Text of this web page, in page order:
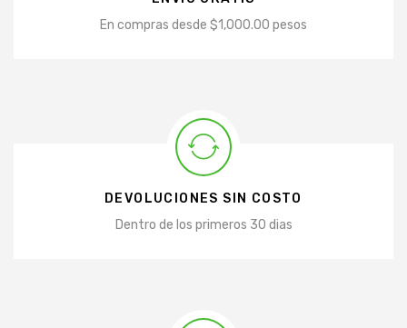
En compras desde $1,000.00 pesos
DEVOLUCIONES SIN COSTO
Dentro de los primeros 30 dias